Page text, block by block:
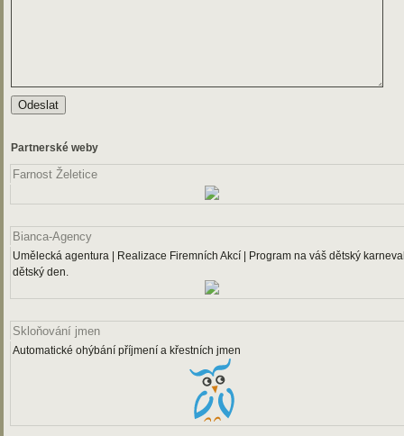
Partnerské weby
Farnost Želetice
Bianca-Agency
Umělecká agentura | Realizace Firemních Akcí | Program na váš dětský
dětský den.
Skloňování jmen
Automatické ohýbání příjmení a křestních jmen